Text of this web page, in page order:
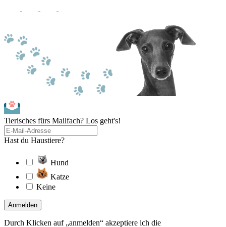
Tierisches fürs Mailfach? Los geht's!
Hast du Haustiere?
Hund
Katze
Keine
Anmelden
Durch Klicken auf „anmelden“ akzeptiere ich die